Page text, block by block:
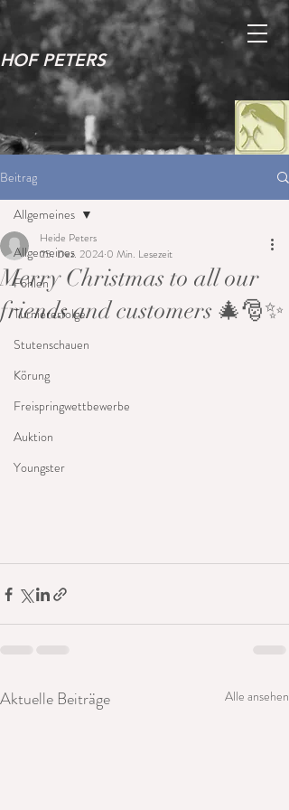
HOF PETERS
Beitrag
Allgemeines
Fohlen
Turniererfolge
Stutenschauen
Körung
Freispringwettbewerbe
Auktion
Youngster
Allgemeines
Merry Christmas to all our
friends and customers 🎄🎅✨
Heide Peters
25. Dez. 2024 0 Min. Lesezeit
Aktuelle Beiträge Alle ansehen